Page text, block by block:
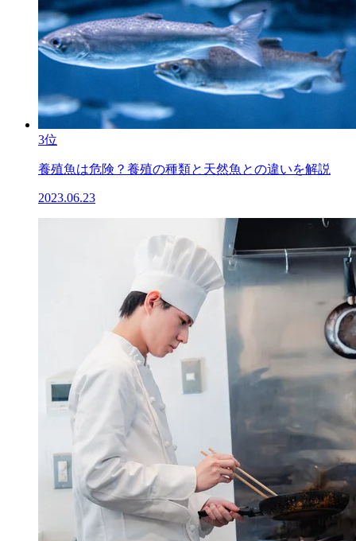
3位
養殖魚は危険？養殖の種類と天然魚との違いを解説
2023.06.23